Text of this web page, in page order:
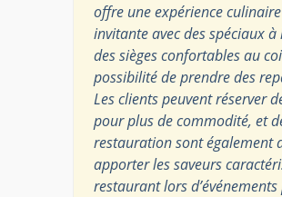
offre une expérience
invitante avec des spéciaux à
des sièges confortables au
possibilité de prendre des
Les clients peuvent réserver
pour plus de commodité, et
restauration sont également
apporter les saveurs
restaurant lors d’événements